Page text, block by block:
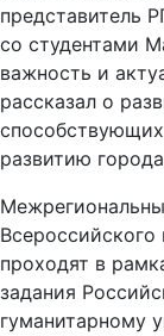
представитель
со студентами
важность и
рассказал о
развитию
проходят в
задания
гуманитарному